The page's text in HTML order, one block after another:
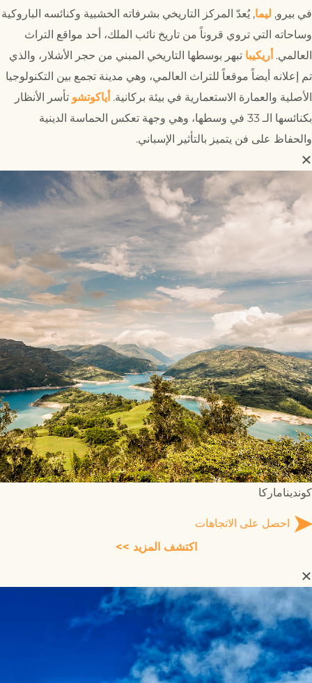
في بيرو, ليما, يُعدّ المركز التاريخي بشرفاته الخشبية وكنائسه الباروكية
وساحاته التي تروي قروناً من تاريخ نائب الملك، أحد مواقع التراث
العالمي. أريكيبا تبهر بوسطها التاريخي المبني من حجر الأشلار، والذي
تم إعلانه أيضاً موقعاً للتراث العالمي، وهي مدينة تجمع بين التكنولوجيا
الأصلية والعمارة الاستعمارية في بيئة بركانية. أياكوتشو تأسر الأنظار
بكنائسها الـ 33 في وسطها، وهي وجهة تعكس الحماسة الدينية
والحفاظ على فن يتميز بالتأثير الإسباني.
كونديناماركا
احصل على الاتجاهات
اكتشف المزيد >>